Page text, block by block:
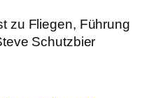
zu Fliegen, Führung
Schutzbier